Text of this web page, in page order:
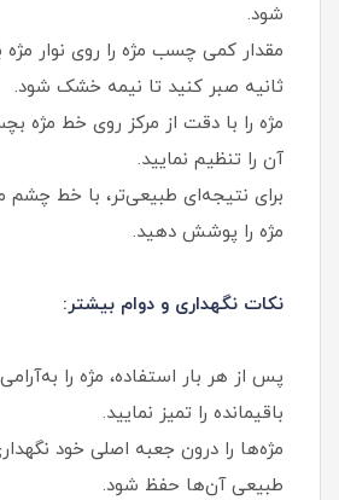
شود.
ثانیه صبر کنید تا نیمه‌ خشک شود.
مژه را با دقت از مرکز روی خط مژه
آن را تنظیم نمایید.
برای نتیجه‌ای طبیعی‌تر، با خط
مژه را پوشش دهید.
نکات نگهداری و دوام بیشتر:
پس از هر بار استفاده، مژه را
باقیمانده را تمیز نمایید.
مژه‌ها را درون جعبه اصلی خود
طبیعی آن‌ها حفظ شود.